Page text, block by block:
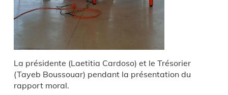
La présidente (Laetitia Cardoso) et le Trésorier
(Tayeb Boussouar) pendant la présentation du
rapport moral.